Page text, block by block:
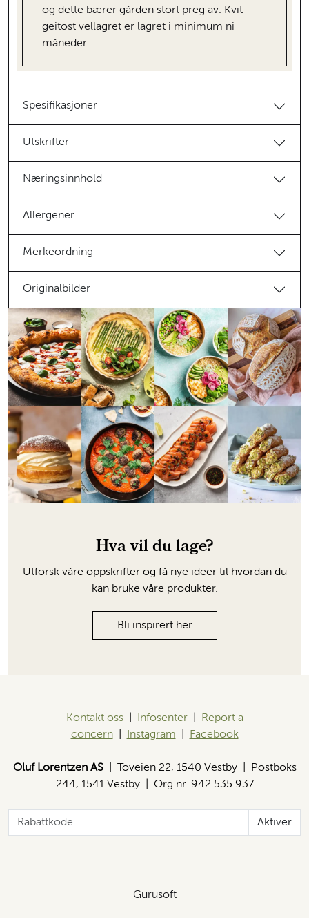
og dette bærer gården stort preg av. Kvit
geitost vellagret er lagret i minimum ni
måneder.
Spesifikasjoner
Utskrifter
Næringsinnhold
Allergener
Merkeordning
Originalbilder
Hva vil du lage?
Utforsk våre oppskrifter og få nye ideer til hvordan du
kan bruke våre produkter.
Bli inspirert her
Kontakt oss| Infosenter| Report a
concern| Instagram Facebook
Oluf Lorentzen AS| Toveien 22, 1540 Vestby | Postboks
244, 1541 Vestby | Org.nr. 942 535 937
Aktiver
Gurusoft